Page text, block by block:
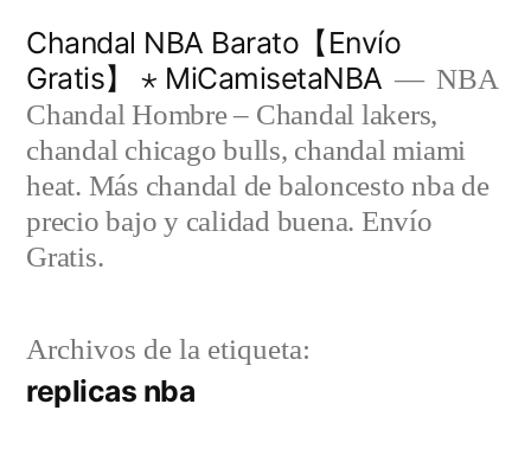
contenido
Chandal NBA Barato【Envío
Gratis】 ⋆ MiCamisetaNBA
NBA
Chandal Hombre – Chandal lakers,
chandal chicago bulls, chandal miami
heat. Más chandal de baloncesto nba de
precio bajo y calidad buena. Envío
Gratis.
Archivos de la etiqueta:
replicas nba